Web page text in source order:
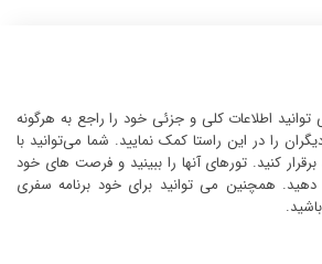
اطلاعات کلی و جزئی خود را راجع به هرگونه
را در این راستا کمک نمایید. شما می‌توانید با
کنید. تورهای آنها را ببینید و فرصت های خود
دهید. همچنین می توانید برای خود برنامه سفری